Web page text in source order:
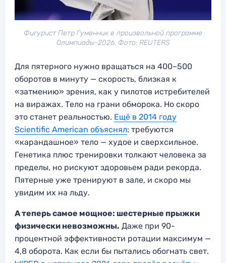
Фигурист Петр Гуменник в произвольной программе
Олимпиады-2026. Фото: REUTERS
Для пятерного нужно вращаться на 400–500
оборотов в минуту — скорость, близкая к
«затмению» зрения, как у пилотов истребителей
на виражах. Тело на грани обморока. Но скоро
это станет реальностью. Ещё в 2014 году
Scientific American объяснял: требуются
«карандашное» тело — худое и сверхсильное.
Генетика плюс тренировки толкают человека за
пределы, но рискуют здоровьем ради рекорда.
Пятерные уже тренируют в зале, и скоро мы
увидим их на льду.
А теперь самое мощное: шестерные прыжки
физически невозможны. Даже при 90-
процентной эффективности ротации максимум —
4,8 оборота. Как если бы пытались обогнать свет.